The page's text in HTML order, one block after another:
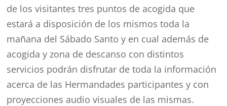
de los visitantes tres puntos de acogida que
estará a disposición de los mismos toda la
mañana del Sábado Santo y en cual además de
acogida y zona de descanso con distintos
servicios podrán disfrutar de toda la información
acerca de las Hermandades participantes y con
proyecciones audio visuales de las mismas.